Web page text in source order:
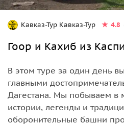
Кавказ-Тур Кавказ-Тур 4.8
Гоор и Кахиб из
В этом туре за один день
главными
Дагестана. Мы побываем в
истории, легенды и
оборонительные башни